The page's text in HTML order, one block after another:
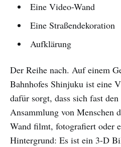
Eine Video-Wand
Eine Straßendekoration
Aufklärung
Der Reihe nach. Auf einem
Bahnhofes Shinjuku ist eine
dafür sorgt, dass sich fast
Ansammlung von Menschen
Wand filmt, fotografiert oder
Hintergrund: Es ist ein 3-D